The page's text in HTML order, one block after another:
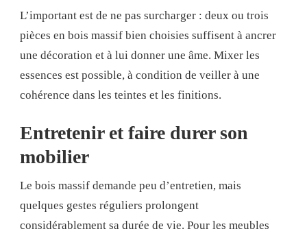
L’important est de ne pas surcharger : deux ou trois
pièces en bois massif bien choisies suffisent à ancrer
une décoration et à lui donner une âme. Mixer les
essences est possible, à condition de veiller à une
cohérence dans les teintes et les finitions.
Entretenir et faire durer son
mobilier
Le bois massif demande peu d’entretien, mais
quelques gestes réguliers prolongent
considérablement sa durée de vie. Pour les meubles